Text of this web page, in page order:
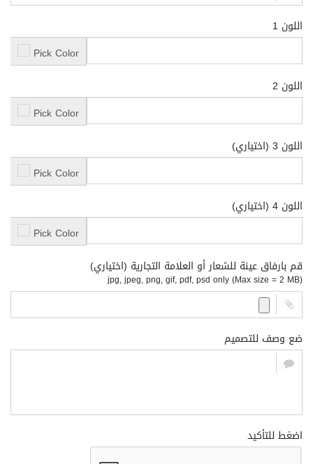
اللون 1
Pick Color
اللون 2
Pick Color
اللون 3 (اختياري)
Pick Color
اللون 4 (اختياري)
Pick Color
قم بارفاق عينة للشعار أو العلامة التجارية (اختياري)
jpg, jpeg, png, gif, pdf, psd only (Max size = 2 MB)
ضع وصف للتصميم
اضغط للتأكيد